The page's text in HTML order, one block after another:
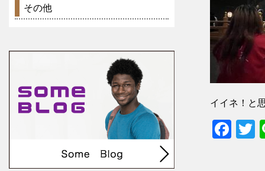
イイネ！と
その他